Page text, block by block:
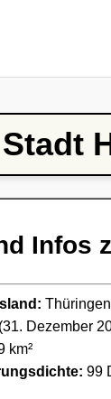
Stadt
Infos
Thüringen
Dezember
km²
99